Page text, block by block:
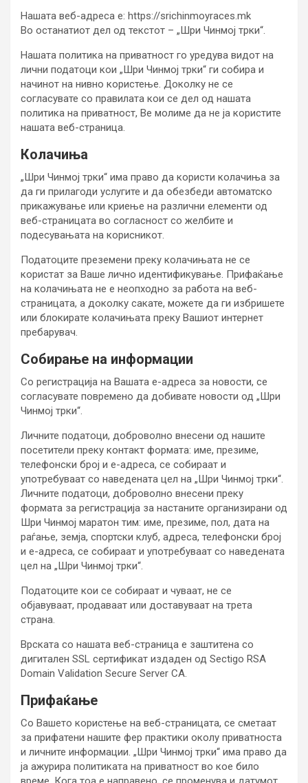
Нашата веб-адреса е: https://srichinmoyraces.mk
Во останатиот дел од текстот – „Шри Чинмој трки“.
Нашата политика на приватност го уредува видот на
лични податоци кои „Шри Чинмој трки“ ги собира и
начинот на нивно користење. Доколку не се
согласувате со правилата кои се дел од нашата
политика на приватност, Ве молиме да не ја користите
нашата веб-страница.
Колачиња
„Шри Чинмој трки“ има право да користи колачиња за
да ги прилагоди услугите и да обезбеди автоматско
прикажување или криење на различни елементи од
веб-страницата во согласност со желбите и
подесувањата на корисникот.
Податоците преземени преку колачињата не се
користат за Ваше лично идентификување. Прифаќање
на колачињата не е неопходно за работа на веб-
страницата, а доколку сакате, можете да ги избришете
или блокирате колачињата преку Вашиот интернет
пребарувач.
Собирање на информации
Со регистрација на Вашата е-адреса за новости, се
согласувате повремено да добивате новости од „Шри
Чинмој трки“.
Личните податоци, доброволно внесени од нашите
посетители преку контакт формата: име, презиме,
телефонски број и e-адреса, се собираат и
употребуваат со наведената цел на „Шри Чинмој трки“.
Личните податоци, доброволно внесени преку
формата за регистрација за настаните организирани од
Шри Чинмој маратон тим: име, презиме, пол, дата на
раѓање, земја, спортски клуб, адреса, телефонски број
и е-адреса, се собираат и употребуваат со наведената
цел на „Шри Чинмој трки“.
Податоците кои се собираат и чуваат, не се
објавуваат, продаваат или доставуваат на трета
страна.
Врската со нашата веб-страница е заштитена со
дигитален SSL сертификат издаден од Sectigo RSA
Domain Validation Secure Server CA.
Прифаќање
Со Вашето користење на веб-страницата, се сметаат
за прифатени нашите фер практики околу приватноста
и личните информации. „Шри Чинмој трки“ има право да
ја ажурира политиката на приватност во кое било